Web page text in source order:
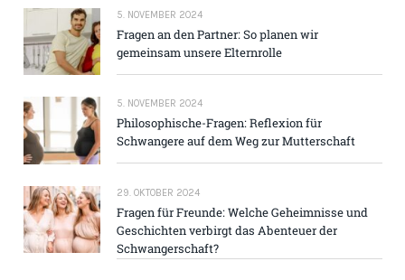
5. NOVEMBER 2024
Fragen an den Partner: So planen wir
gemeinsam unsere Elternrolle
5. NOVEMBER 2024
Philosophische-Fragen: Reflexion für
Schwangere auf dem Weg zur Mutterschaft
29. OKTOBER 2024
Fragen für Freunde: Welche Geheimnisse und
Geschichten verbirgt das Abenteuer der
Schwangerschaft?